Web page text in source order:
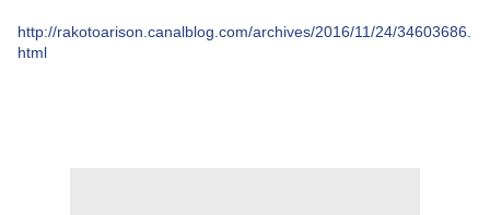
http://rakotoarison.canalblog.com/archives/2016/11/24/34603686.
html